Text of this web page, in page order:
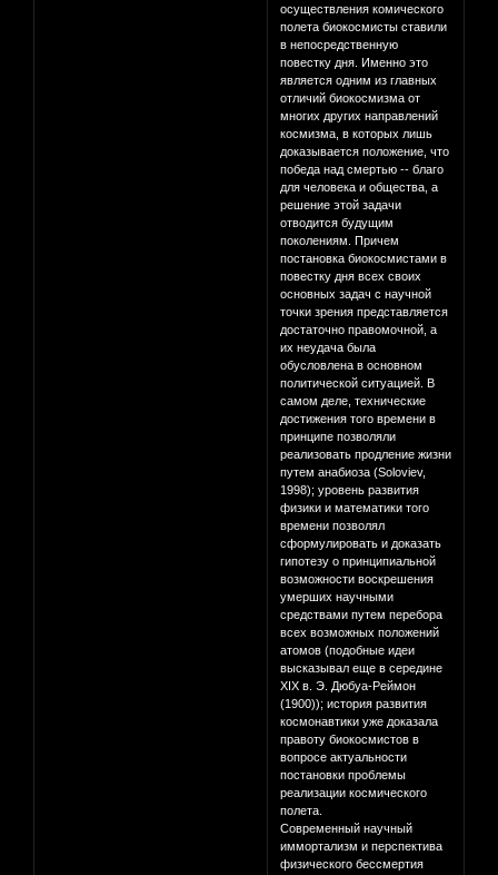
осуществления комического
полета биокосмисты ставили
в непосредственную
повестку дня. Именно это
является одним из главных
отличий биокосмизма от
многих других направлений
космизма, в которых лишь
доказывается положение, что
победа над смертью -- благо
для человека и общества, а
решение этой задачи
отводится будущим
поколениям. Причем
постановка биокосмистами в
повестку дня всех своих
основных задач с научной
точки зрения представляется
достаточно правомочной, а
их неудача была
обусловлена в основном
политической ситуацией. В
самом деле, технические
достижения того времени в
принципе позволяли
реализовать продление жизни
путем анабиоза (Soloviev,
1998); уровень развития
физики и математики того
времени позволял
сформулировать и доказать
гипотезу о принципиальной
возможности воскрешения
умерших научными
средствами путем перебора
всех возможных положений
атомов (подобные идеи
высказывал еще в середине
XIX в. Э. Дюбуа-Реймон
(1900)); история развития
космонавтики уже доказала
правоту биокосмистов в
вопросе актуальности
постановки проблемы
реализации космического
полета.
Современный научный
иммортализм и перспектива
физического бессмертия